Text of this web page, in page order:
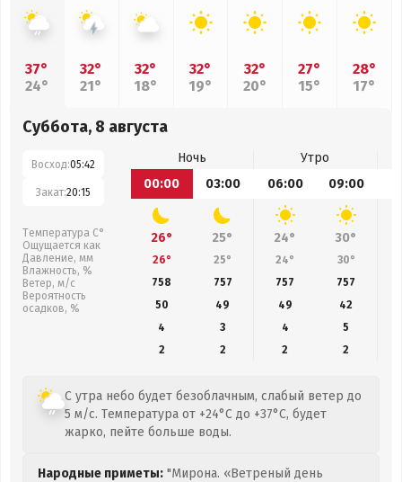
37°
24°
32°
21°
32°
18°
32°
19°
32°
20°
27°
15°
28°
17°
Суббота, 8 августа
Восход:05:42
Закат:20:15
Температура С°
Ощущается как
Давление, мм
Влажность, %
Ветер, м/с
Вероятность
осадков, %
Ночь
Утро
00:00
03:00 06:00 09:00
26° 25° 24° 30°
26° 25° 24° 30°
758
757 757 757
50
49 49 42
4
3 4
5
2
2 2 2
С утра небо будет безоблачным, слабый ветер до
5 м/с. Температура от +24°C до +37°C, будет
жарко, пейте больше воды.
Народные приметы: "Мирона. «Ветреный день